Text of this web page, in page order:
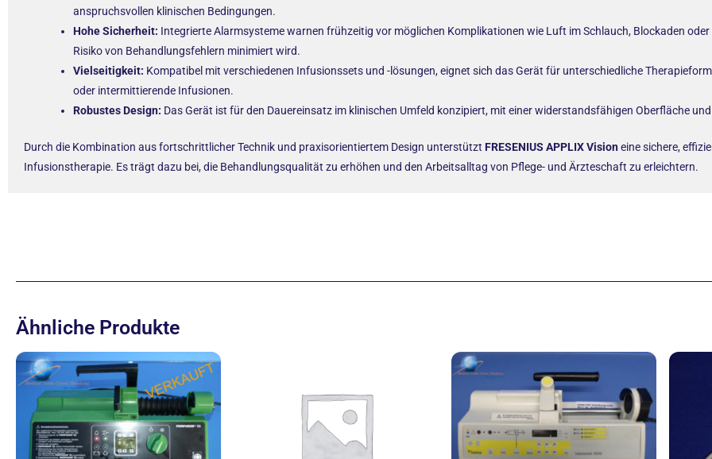
anspruchsvollen klinischen Bedingungen.
Hohe Sicherheit: Integrierte Alarmsysteme warnen frühzeitig vor möglichen Komplikationen wie Luft im Schlauch, Blockaden
Risiko von Behandlungsfehlern minimiert wird.
Vielseitigkeit: Kompatibel mit verschiedenen Infusionssets und -lösungen, eignet sich das Gerät für unterschiedliche
oder intermittierende Infusionen.
Robustes Design: Das Gerät ist für den Dauereinsatz im klinischen Umfeld konzipiert, mit einer widerstandsfähigen Oberfläche
Durch die Kombination aus fortschrittlicher Technik und praxisorientiertem Design unterstützt FRESENIUS APPLIX Visioneine sichere,
Infusionstherapie. Es trägt dazu bei, die Behandlungsqualität zu erhöhen und den Arbeitsalltag von Pflege- und Ärzteschaft zu erleichtern.
Ähnliche Produkte